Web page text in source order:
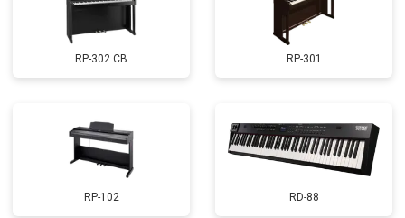
RP-302 CB RP-301
RP-102 RD-88